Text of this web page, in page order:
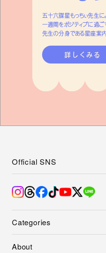
五十六謀星もっちぃ先生に
一週間をポジティブに過ご
先生の分身である星座案内
詳しくみる
Categories
About
Official SNS